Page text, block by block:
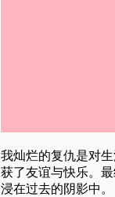
我灿烂的复仇是对
获了友谊与快乐。
浸在过去的阴影中。